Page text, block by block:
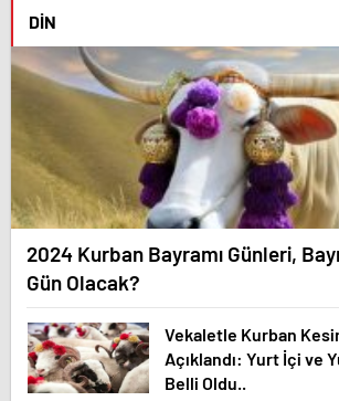
DIN
2024 Kurban Bayramı Günleri,
Gün Olacak?
Vekaletle Kurban
Açıklandı: Yurt İçi ve
Belli Oldu..